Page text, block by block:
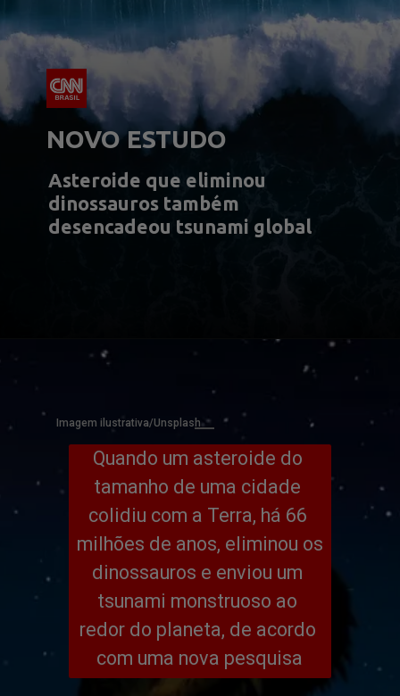
NOVO ESTUDO
Asteroide que eliminou
dinossauros também
desencadeou tsunami global
Quando um asteroide do
tamanho de uma cidade
colidiu com a Terra, há 66
milhões de anos, eliminou os
dinossauros e enviou um
tsunami monstruoso ao
redor do planeta, de acordo
com uma nova pesquisa
Imagem ilustrativa/Unsplash